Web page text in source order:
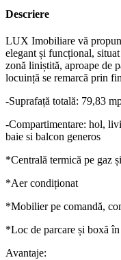
Descriere
LUX Imobiliare vă
elegant și funcțional,
zonă liniștită, aproape de
locuință se remarcă prin
-Suprafață totală: 79,83
-Compartimentare: hol,
baie si balcon generos
*Centrală termică pe gaz
*Aer condiționat
*Mobilier pe comandă,
*Loc de parcare și boxă
Avantaje: